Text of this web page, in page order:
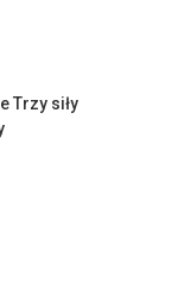
Trzy siły